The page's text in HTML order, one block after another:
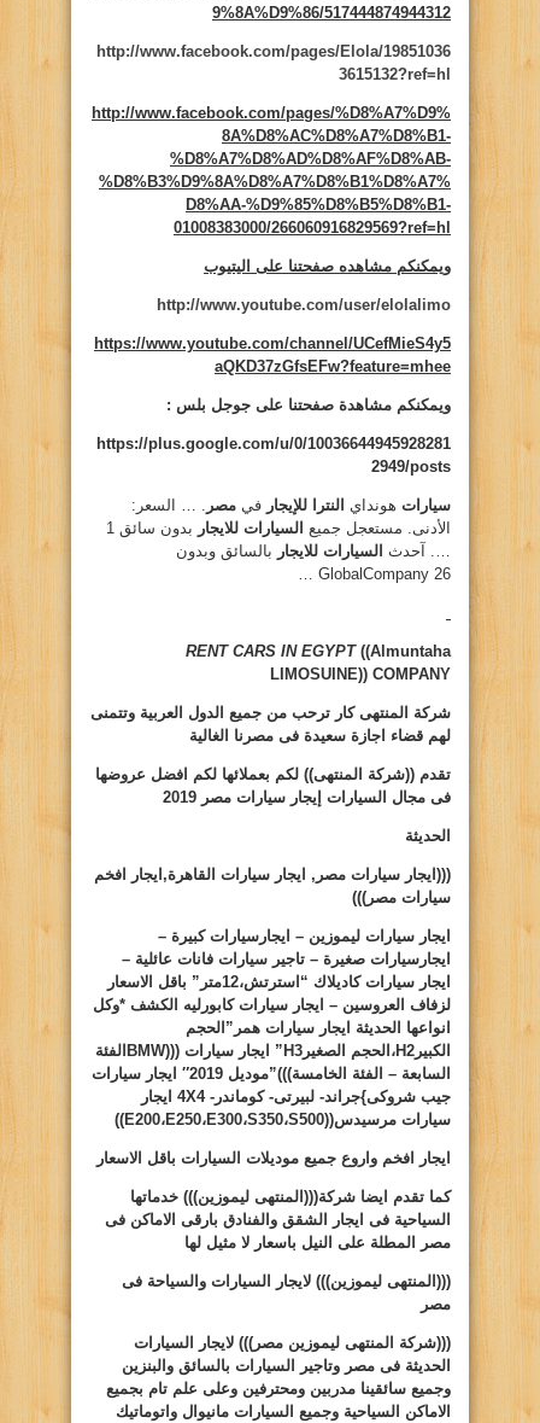
9%8A%D9%86/517444874944312
http://www.facebook.com/pages/Elola/19851036
3615132?ref=hl
http://www.facebook.com/pages/%D8%A7%D9%
8A%D8%AC%D8%A7%D8%B1-
%D8%A7%D8%AD%D8%AF%D8%AB-
%D8%B3%D9%8A%D8%A7%D8%B1%D8%A7%
D8%AA-%D9%85%D8%B5%D8%B1-
01008383000/266060916829569?ref=hl
ويمكنكم مشاهده صفحتنا على اليتيوب
http://www.youtube.com/user/elolalimo
https://www.youtube.com/channel/UCefMieS4y5
aQKD37zGfsEFw?feature=mhee
ويمكنكم مشاهدة صفحتنا على جوجل بلس :
https://plus.google.com/u/0/10036644945928281
2949/posts
سيارات هونداي النترا للإيجار في مصر . … السعر:
الأدنى. مستعجل جميع السيارات للايجار
بدون سائق 1
…. آحدث السيارات للايجار بالسائق وبدون
GlobalCompany 26 …
RENT CARS IN EGYPT ((Almuntaha
LIMOSUINE)) COMPANY
شركة المنتهى كار ترحب من جميع الدول العربية وتتمنى
لهم قضاء اجازة سعيدة فى مصرنا الغالية
تقدم ((شركة المنتهى)) لكم بعملائها لكم افضل عروضها
فى مجال السيارات إيجار سيارات مصر 2019
الحديثة
(((ايجار سيارات مصر, ايجار سيارات القاهرة,ايجار افخم
سيارات مصر)))
ايجار سيارات ليموزين – ايجارسيارات كبيرة –
ايجارسيارات صغيرة – تاجير سيارات فانات عائلية –
ايجار سيارات كاديلاك “استرتش،12متر” باقل الاسعار
لزفاف العروسين – ايجار سيارات كابورليه الكشف *وكل
انواعها الحديثة ايجار سيارات همر”الحجم
الكبير H2،الحجم الصغير H3 ” ايجار سيارات (((BMW الفئة
السابعة – الفئة الخامسة)))”موديل 2019″ ايجار سيارات
جيب شروكى}جراند- لبيرتى- كوماندر-4X4 ايجار
سيارات مرسيدس((
E200،E250،E300،S350،S500
))
ايجار افخم واروع جميع موديلات السيارات باقل الاسعار
كما تقدم ايضا شركة(((المنتهى ليموزين))) خدماتها
السياحية فى ايجار الشقق والفنادق بارقى الاماكن فى
مصر المطلة على النيل باسعار لا مثيل لها
(((المنتهى ليموزين))) لايجار السيارات والسياحة فى
مصر
(((شركة المنتهى ليموزين مصر))) لايجار السيارات
الحديثة فى مصر وتاجير السيارات بالسائق والبنزين
وجميع سائقينا مدربين ومحترفين وعلى علم تام بجميع
الاماكن السياحية وجميع السيارات مانيوال واتوماتيك